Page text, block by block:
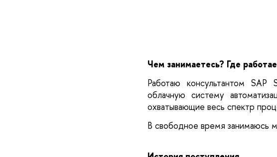
Чем занимаетесь? Где
Работаю консультантом
облачную систему
охватывающие весь спектр
В свободное время занимаюсь